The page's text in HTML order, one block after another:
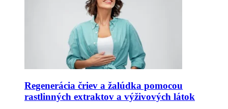
Regenerácia čriev a žalúdka pomocou
rastlinných extraktov a výživových látok